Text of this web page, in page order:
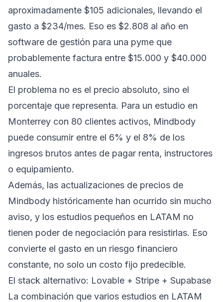
aproximadamente $105 adicionales, llevando el
gasto a $234/mes. Eso es $2.808 al año en
software de gestión para una pyme que
probablemente factura entre $15.000 y $40.000
anuales.
El problema no es el precio absoluto, sino el
porcentaje que representa. Para un estudio en
Monterrey con 80 clientes activos, Mindbody
puede consumir entre el 6% y el 8% de los
ingresos brutos antes de pagar renta, instructores
o equipamiento.
Además, las actualizaciones de precios de
Mindbody históricamente han ocurrido sin mucho
aviso, y los estudios pequeños en LATAM no
tienen poder de negociación para resistirlas. Eso
convierte el gasto en un riesgo financiero
constante, no solo un costo fijo predecible.
El stack alternativo: Lovable + Stripe + Supabase
La combinación que varios estudios en LATAM